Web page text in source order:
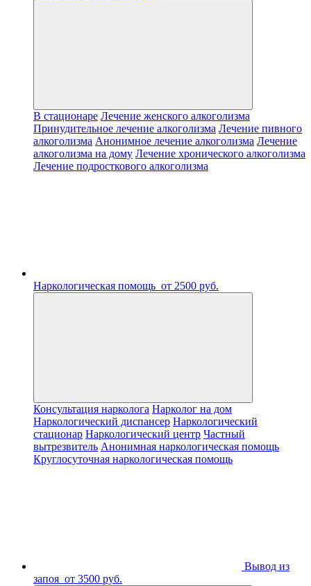
В стационаре Лечение женского алкоголизма
Принудительное лечение алкоголизма Лечение пивного
алкоголизма Анонимное лечение алкоголизма Лечение
алкоголизма на дому Лечение хронического алкоголизма
Лечение подросткового алкоголизма
Наркологическая помощь от 2500 руб.
Консультация нарколога Нарколог на дом
Наркологический диспансер Наркологический
стационар Наркологический центр Частный
вытрезвитель Анонимная наркологическая помощь
Круглосуточная наркологическая помощь
Вывод из
запоя от 3500 руб.